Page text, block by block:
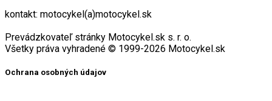
kontakt: motocykel(a)motocykel.sk
Prevádzkovateľ stránky Motocykel.sk s. r. o.
Všetky práva vyhradené © 1999-2026 Motocykel.sk
Ochrana osobných údajov